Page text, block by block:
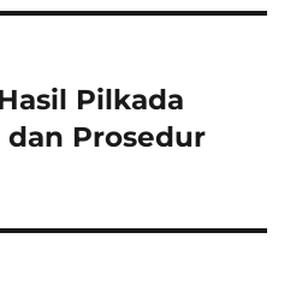
Pilkada
dan Prosedur